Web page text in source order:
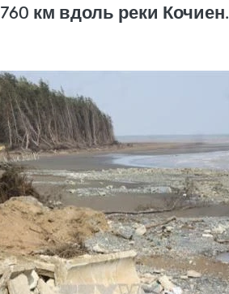
км вдоль реки Кочиен.